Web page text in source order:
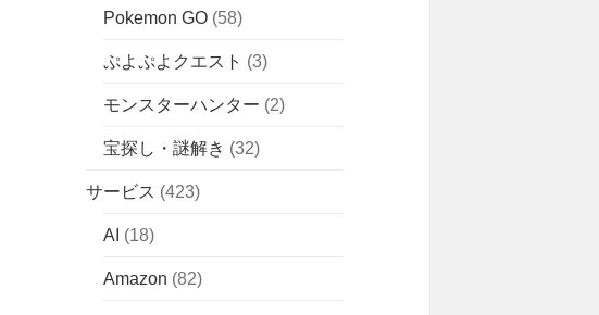
Pokemon GO (58)
ぷよぷよクエスト (3)
モンスターハンター (2)
宝探し・謎解き (32)
サービス (423)
AI (18)
Amazon (82)